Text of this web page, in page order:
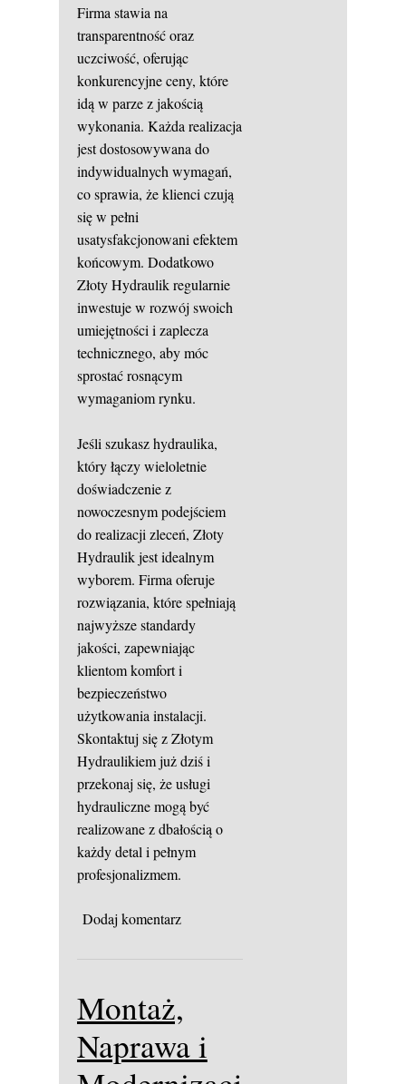
Firma stawia na
transparentność oraz
uczciwość, oferując
konkurencyjne ceny, które
idą w parze z jakością
wykonania. Każda realizacja
jest dostosowywana do
indywidualnych wymagań,
co sprawia, że klienci czują
się w pełni
usatysfakcjonowani efektem
końcowym. Dodatkowo
Złoty Hydraulik regularnie
inwestuje w rozwój swoich
umiejętności i zaplecza
technicznego, aby móc
sprostać rosnącym
wymaganiom rynku.
Jeśli szukasz hydraulika,
który łączy wieloletnie
doświadczenie z
nowoczesnym podejściem
do realizacji zleceń, Złoty
Hydraulik jest idealnym
wyborem. Firma oferuje
rozwiązania, które spełniają
najwyższe standardy
jakości, zapewniając
klientom komfort i
bezpieczeństwo
użytkowania instalacji.
Skontaktuj się z Złotym
Hydraulikiem już dziś i
przekonaj się, że usługi
hydrauliczne mogą być
realizowane z dbałością o
każdy detal i pełnym
profesjonalizmem.
Dodaj komentarz
Montaż,
Naprawa i